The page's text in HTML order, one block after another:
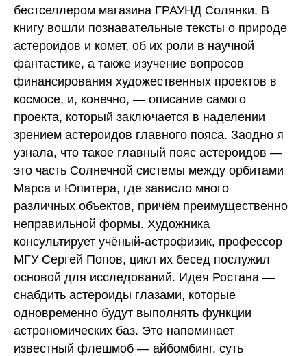
бестселлером магазина ГРАУНД Солянки. В
книгу вошли познавательные тексты о природе
астероидов и комет, об их роли в научной
фантастике, а также изучение вопросов
финансирования художественных проектов в
космосе, и, конечно, — описание самого
проекта, который заключается в наделении
зрением астероидов главного пояса. Заодно я
узнала, что такое главный пояс астероидов —
это часть Солнечной системы между орбитами
Марса и Юпитера, где зависло много
различных объектов, причём преимущественно
неправильной формы. Художника
консультирует учёный-астрофизик, профессор
МГУ Сергей Попов, цикл их бесед послужил
основой для исследований. Идея Ростана —
снабдить астероиды глазами, которые
одновременно будут выполнять функции
астрономических баз. Это напоминает
известный флешмоб — айбомбинг, суть